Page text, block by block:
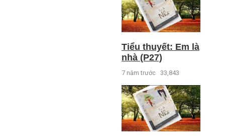
Tiểu thuyết: Em là
nhà (P27)
7 năm trước 33,843